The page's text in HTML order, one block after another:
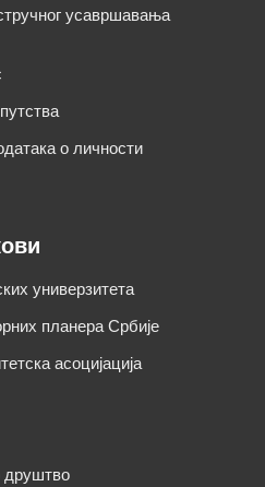
усавршавања
о личности
универзитета
планера Србије
асоцијација
друштво